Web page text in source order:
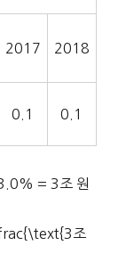
2017 2018
0.1 0.1
= 3조 원
조